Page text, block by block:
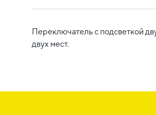
Переключатель с подсветкой
двух мест.